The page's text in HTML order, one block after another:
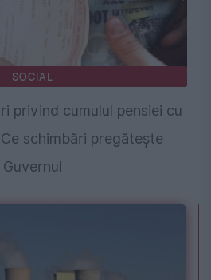
SOCIAL
privind cumulul pensiei cu
schimbări pregătește
Guvernul